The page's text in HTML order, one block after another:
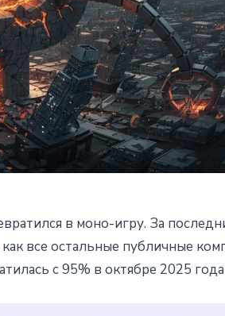
в моно-игру. За
все остальные публичные
с 95% в октябре 2025